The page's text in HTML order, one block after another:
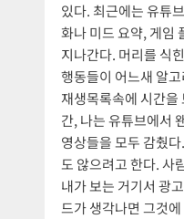
있다. 최근에는 유튜
화나 미드 요약, 게임
지나간다. 머리를 식
행동들이 어느새 알
재생목록속에 시간을
간, 나는 유튜브에서
영상들을 모두 감췄
도 않으려고 한다. 사
내가 보는 거기서 광
드가 생각나면 그것